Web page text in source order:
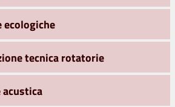
tecnica rotatorie
acustica